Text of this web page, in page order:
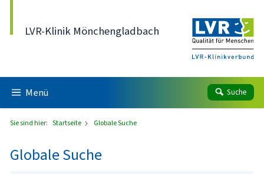
LVR-Klinik Mönchengladbach
Menü Suche
Sie sind hier: Startseite Globale Suche
Globale Suche